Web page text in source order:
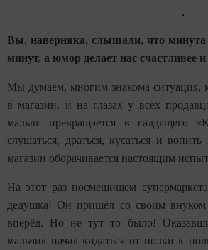
Вы, наверняка, слышали, что минута
минут, а юмор делает нас счастливее и
Мы думаем, многим знакома ситуация,
в магазин, и на глазах у всех
малыш превращается в галдящего
слушаться, драться, кусаться и
магазин оборачивается настоящим
На этот раз посмешищем
дедушка! Он пришёл со своим внуком
вперёд. Но не тут то было!
мальчик начал кидаться от полки к